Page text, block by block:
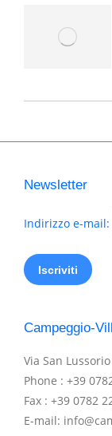
Newsletter
Indirizzo e-mail:
Campeggio-
Via San
Phone : +39
Fax : +39 0782
E-mail: